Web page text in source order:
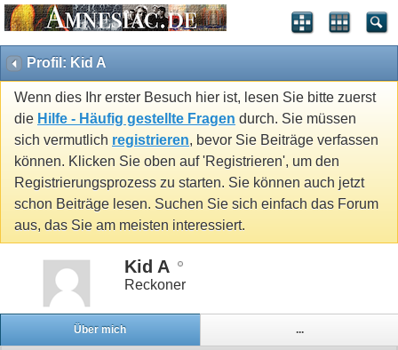
Profil: Kid A
Wenn dies Ihr erster Besuch hier ist, lesen Sie bitte zuerst
die Hilfe - Häufig gestellte Fragen durch. Sie müssen
sich vermutlich registrieren, bevor Sie Beiträge verfassen
können. Klicken Sie oben auf 'Registrieren', um den
Registrierungsprozess zu starten. Sie können auch jetzt
schon Beiträge lesen. Suchen Sie sich einfach das Forum
aus, das Sie am meisten interessiert.
Kid A
Reckoner
Über mich ...